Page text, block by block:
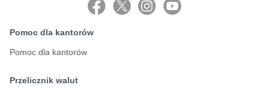
Pomoc dla kantorów
Pomoc dla kantorów
Przelicznik walut